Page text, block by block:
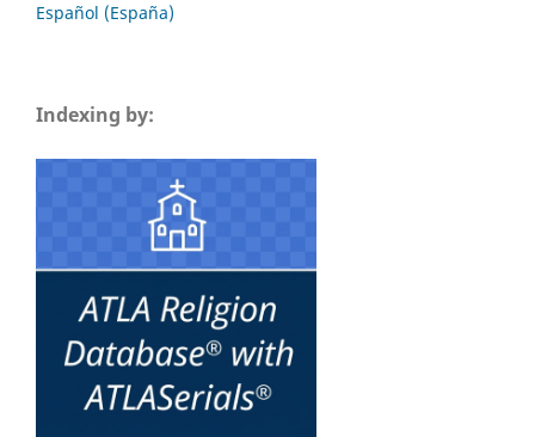
Español (España)
Indexing by: